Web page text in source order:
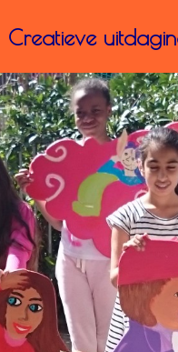
Creatieve